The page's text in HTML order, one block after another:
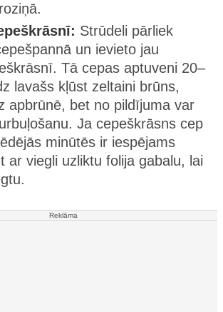
Strūdeli pārliek
un ievieto jau
Tā cepas aptuveni 20–
lavašs kļūst zeltaini brūns,
apbrūnē, bet no pildījuma var
Ja cepeškrāsns cep
minūtēs ir iespējams
ar viegli uzliktu folija gabalu, lai
Reklāma